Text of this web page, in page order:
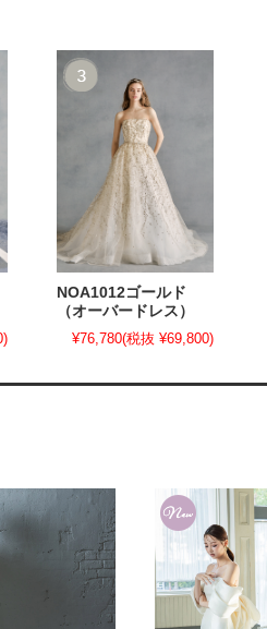
NOA1012ゴールド
（オーバードレス）
¥76,780(税抜 ¥69,800)